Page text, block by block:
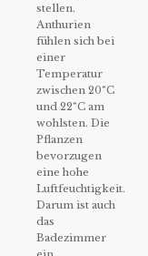
stellen.
Anthurien
fühlen sich bei
einer
Temperatur
zwischen 20°C
und 22°C am
wohlsten. Die
Pflanzen
bevorzugen
eine hohe
Luftfeuchtigkeit.
Darum ist auch
das
Badezimmer